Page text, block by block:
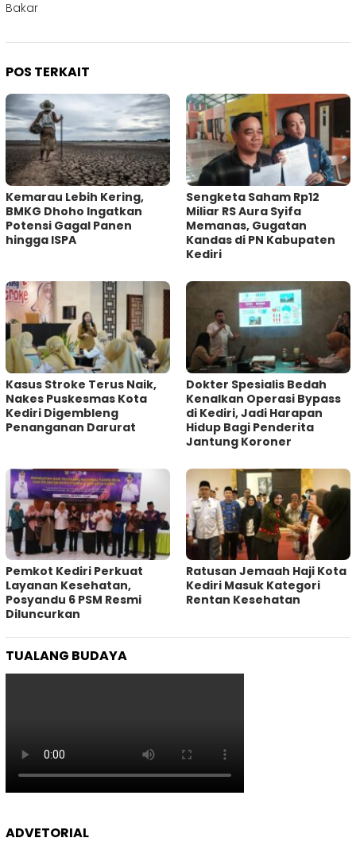
Bakar
POS TERKAIT
Kemarau Lebih Kering,
BMKG Dhoho Ingatkan
Potensi Gagal Panen
hingga ISPA
Sengketa Saham Rp12
Miliar RS Aura Syifa
Memanas, Gugatan
Kandas di PN Kabupaten
Kediri
Kasus Stroke Terus Naik,
Nakes Puskesmas Kota
Kediri Digembleng
Penanganan Darurat
Dokter Spesialis Bedah
Kenalkan Operasi Bypass
di Kediri, Jadi Harapan
Hidup Bagi Penderita
Jantung Koroner
Pemkot Kediri Perkuat
Layanan Kesehatan,
Posyandu 6 PSM Resmi
Diluncurkan
‎Ratusan Jemaah Haji Kota
Kediri Masuk Kategori
Rentan Kesehatan
TUALANG BUDAYA
ADVETORIAL